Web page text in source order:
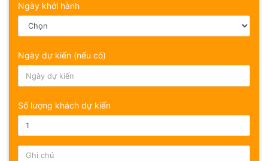
Ngày khởi hành
Ngày dự kiến (nếu có)
Số lượng khách dự kiến